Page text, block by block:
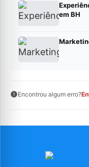
em BH
Encontrou algum erro?